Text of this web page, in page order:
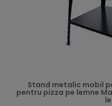
Stand metalic mobil
pentru pizza pe lemne